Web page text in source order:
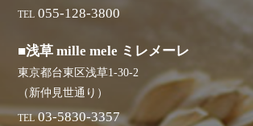
TEL 055-128-3800
■浅草 mille mele ミレメーレ
東京都台東区浅草1-30-2
（新仲見世通り）
TEL 03-5830-3357